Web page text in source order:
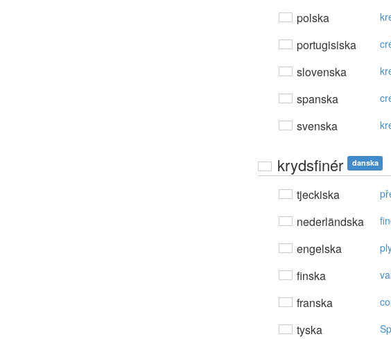
polska
portugisiska
slovenska
spanska
svenska
krydsfinér danska
tjeckiska
nederländska
engelska
finska
franska
tyska